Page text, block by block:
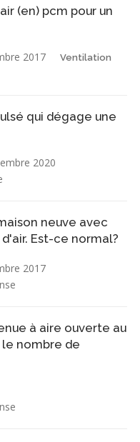
(en) pcm pour un
2017 Ventilation
qui dégage une
2020
neuve avec
Est-ce normal?
2017
à aire ouverte au
le nombre de